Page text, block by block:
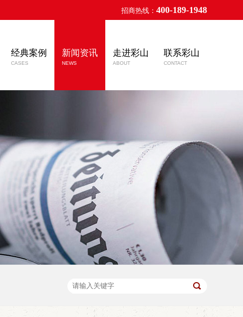
招商热线： 400-189-1948
经典案例
CASES
新闻资讯
NEWS
走进彩山
ABOUT
联系彩山
CONTACT